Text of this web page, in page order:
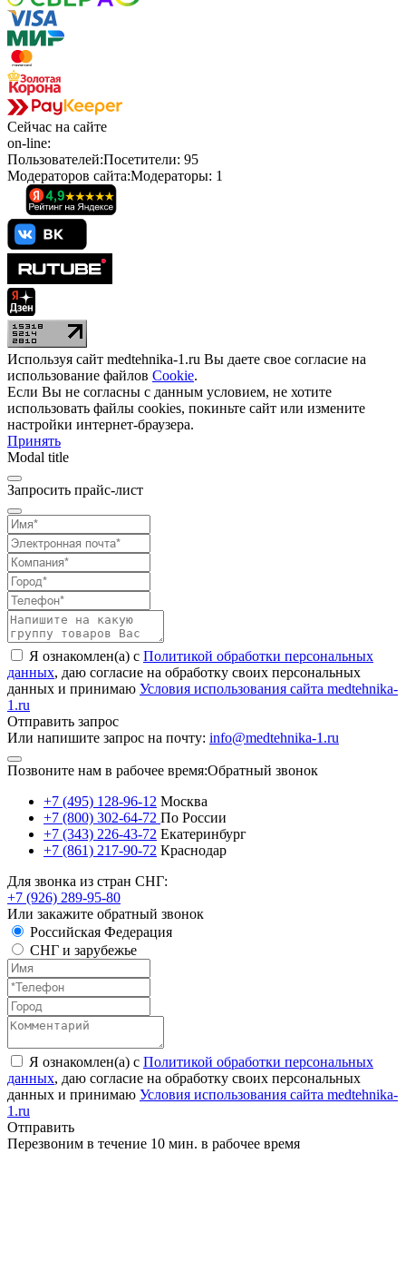
Сейчас на сайте
on-line:
Пользователей:Посетители: 95
Модераторов сайта:Модераторы: 1
Используя сайт medtehnika-1.ru Вы даете свое согласие на
использование файлов Cookie.
Если Вы не согласны с данным условием, не хотите
использовать файлы cookies, покиньте сайт или измените
настройки интернет-браузера.
Принять
Modal title
Запросить прайс-лист
Я ознакомлен(а) с Политикой обработки персональных
данных, даю согласие на обработку своих персональных
данных и принимаю Условия использования сайта medtehnika-
1.ru
Отправить запрос
Или напишите запрос на почту: info@medtehnika-1.ru
Позвоните нам в рабочее время:Обратный звонок
+7 (495) 128-96-12 Москва
+7 (800) 302-64-72 По России
+7 (343) 226-43-72 Екатеринбург
+7 (861) 217-90-72 Краснодар
Для звонка из стран СНГ:
+7 (926) 289-95-80
Или закажите обратный звонок
Российская Федерация
СНГ и зарубежье
Я ознакомлен(а) с Политикой обработки персональных
данных, даю согласие на обработку своих персональных
данных и принимаю Условия использования сайта medtehnika-
1.ru
Отправить
Перезвоним в течение 10 мин. в рабочее время